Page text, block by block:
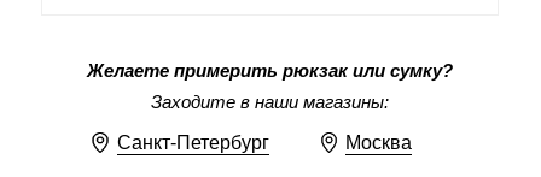
Желаете примерить рюкзак или сумку?
Заходите в наши магазины:
Санкт-Петербург Москва